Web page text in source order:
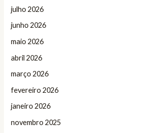
julho 2026
junho 2026
maio 2026
abril 2026
março 2026
fevereiro 2026
janeiro 2026
novembro 2025